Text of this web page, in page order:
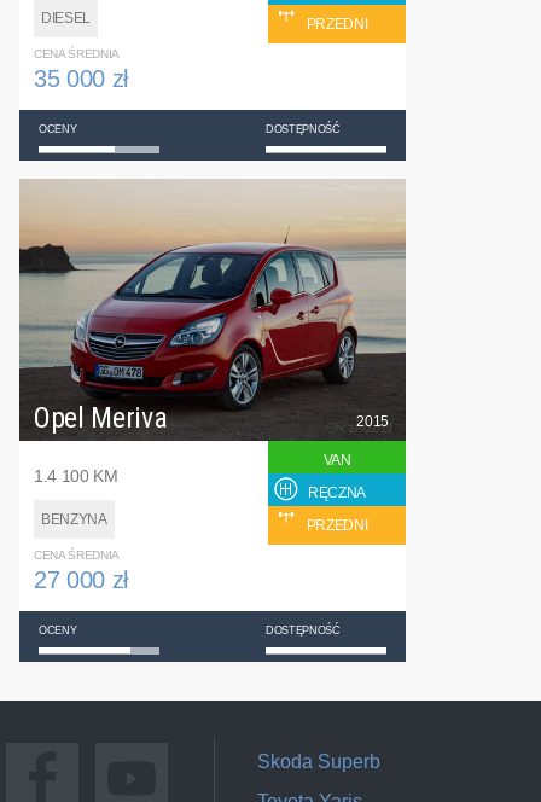
DIESEL
PRZEDNI
CENA ŚREDNIA
35 000 zł
OCENY DOSTĘPNOŚĆ
Opel Meriva
1.4 100 KM
BENZYNA
2015
VAN
RĘCZNA
PRZEDNI
CENA ŚREDNIA
27 000 zł
OCENY DOSTĘPNOŚĆ
Skoda Superb